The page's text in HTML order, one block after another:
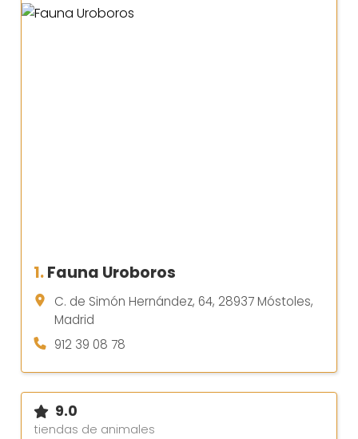
1.Fauna Uroboros
C. de Simón Hernández, 64, 28937 Móstoles,
Madrid
912 39 08 78
9.0
tiendas de animales